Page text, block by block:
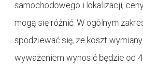
samochodowego i lokalizacji,
mogą się różnić. W ogólnym
spodziewać się, że koszt
wyważeniem wynosić będzie od